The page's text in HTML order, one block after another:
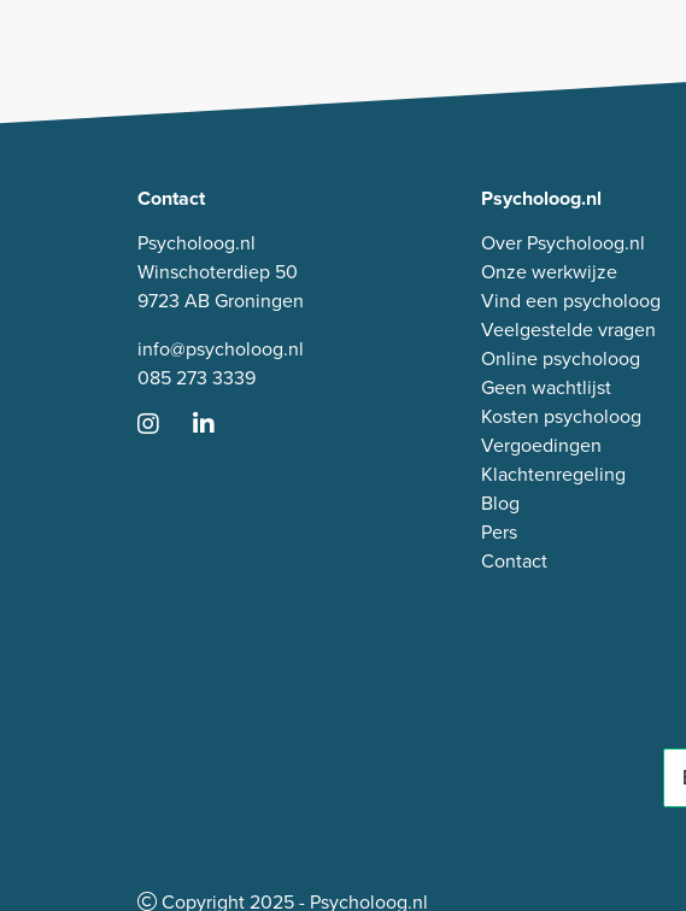
Contact
Psycholoog.nl
Winschoterdiep 50
9723 AB Groningen
info@psycholoog.nl
085 273 3339
Psycholoog.nl
Over Psycholoog.nl
Onze werkwijze
Vind een psycholoog
Veelgestelde vragen
Online psycholoog
Geen wachtlijst
Kosten psycholoog
Vergoedingen
Klachtenregeling
Blog
Pers
Contact
Copyright2025- Psycholoog.nl